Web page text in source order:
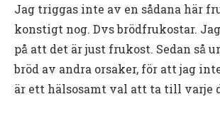
Jag triggas inte av en sådana här
konstigt nog. Dvs brödfrukostar.
på att det är just frukost. Sedan så
bröd av andra orsaker, för att jag
är ett hälsosamt val att ta till varje